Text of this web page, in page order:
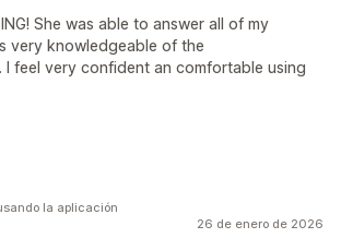
She was able to answer all of my
very knowledgeable of the
feel very confident an comfortable using
26 de enero de 2026
la aplicación